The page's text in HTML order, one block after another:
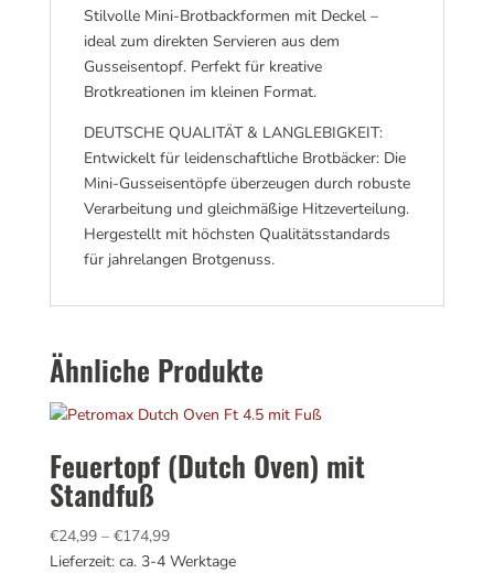
Stilvolle Mini-Brotbackformen mit Deckel –
ideal zum direkten Servieren aus dem
Gusseisentopf. Perfekt für kreative
Brotkreationen im kleinen Format.
DEUTSCHE QUALITÄT & LANGLEBIGKEIT:
Entwickelt für leidenschaftliche Brotbäcker: Die
Mini-Gusseisentöpfe überzeugen durch robuste
Verarbeitung und gleichmäßige Hitzeverteilung.
Hergestellt mit höchsten Qualitätsstandards
für jahrelangen Brotgenuss.
Ähnliche Produkte
Feuertopf (Dutch Oven) mit
Standfuß
€24,99 – €174,99Preisspanne:
€24,99
Lieferzeit: ca. 3-4 Werktage